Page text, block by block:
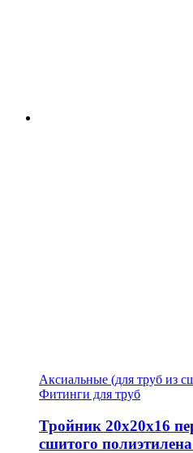
Аксиальные (для труб из
Фитинги для труб
Тройник 20x20x16
сшитого